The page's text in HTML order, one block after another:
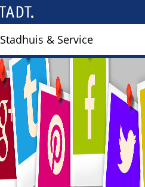
Stadhuis & Service